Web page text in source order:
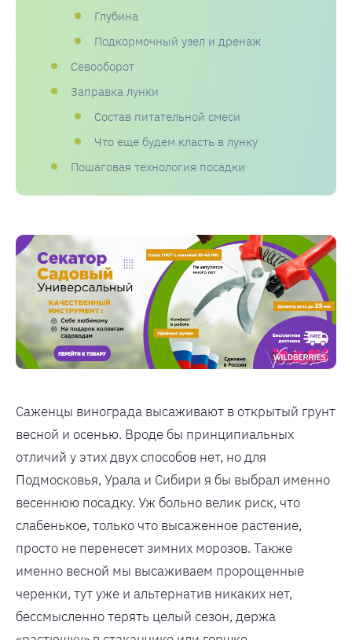
Глубина
Подкормочный узел и дренаж
Севооборот
Заправка лунки
Состав питательной смеси
Что еще будем класть в лунку
Пошаговая технология посадки
Саженцы винограда высаживают в открытый грунт
весной и осенью. Вроде бы принципиальных
отличий у этих двух способов нет, но для
Подмосковья, Урала и Сибири я бы выбрал именно
весеннюю посадку. Уж больно велик риск, что
слабенькое, только что высаженное растение,
просто не перенесет зимних морозов. Также
именно весной мы высаживаем пророщенные
черенки, тут уже и альтернатив никаких нет,
бессмысленно терять целый сезон, держа